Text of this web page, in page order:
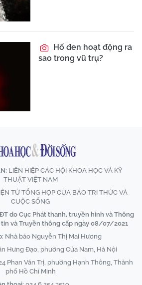
Hố đen hoạt động ra
sao trong vũ trụ?
LIÊN HIỆP CÁC HỘI KHOA HỌC VÀ KỸ
THUẬT VIỆT NAM
TỬ TỔNG HỢP CỦA BÁO TRI THỨC VÀ
CUỘC SỐNG
do Cục Phát thanh, truyền hình và Thông
và Truyền thông cấp ngày 08/07/2021
Nhà báo Nguyễn Thị Mai Hương
Hưng Đạo, phường Cửa Nam, Hà Nội
Phan Văn Trị, phường Hạnh Thông, Thành
phố Hồ Chí Minh